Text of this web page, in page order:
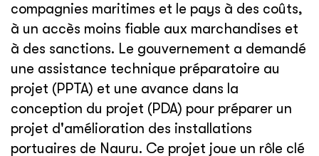
compagnies maritimes et le pays à des coûts,
à un accès moins fiable aux marchandises et
à des sanctions. Le gouvernement a demandé
une assistance technique préparatoire au
projet (PPTA) et une avance dans la
conception du projet (PDA) pour préparer un
projet d'amélioration des installations
portuaires de Nauru. Ce projet joue un rôle clé